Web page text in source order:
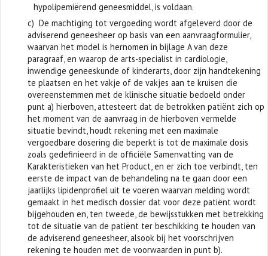
hypolipemiërend geneesmiddel, is voldaan.
c) De machtiging tot vergoeding wordt afgeleverd door de
adviserend geneesheer op basis van een aanvraagformulier,
waarvan het model is hernomen in bijlage A van deze
paragraaf, en waarop de arts-specialist in cardiologie,
inwendige geneeskunde of kinderarts, door zijn handtekening
te plaatsen en het vakje of de vakjes aan te kruisen die
overeenstemmen met de klinische situatie bedoeld onder
punt a) hierboven, attesteert dat de betrokken patiënt zich op
het moment van de aanvraag in de hierboven vermelde
situatie bevindt, houdt rekening met een maximale
vergoedbare dosering die beperkt is tot de maximale dosis
zoals gedefinieerd in de officiële Samenvatting van de
Karakteristieken van het Product, en er zich toe verbindt, ten
eerste de impact van de behandeling na te gaan door een
jaarlijks lipidenprofiel uit te voeren waarvan melding wordt
gemaakt in het medisch dossier dat voor deze patiënt wordt
bijgehouden en, ten tweede, de bewijsstukken met betrekking
tot de situatie van de patiënt ter beschikking te houden van
de adviserend geneesheer, alsook bij het voorschrijven
rekening te houden met de voorwaarden in punt b).